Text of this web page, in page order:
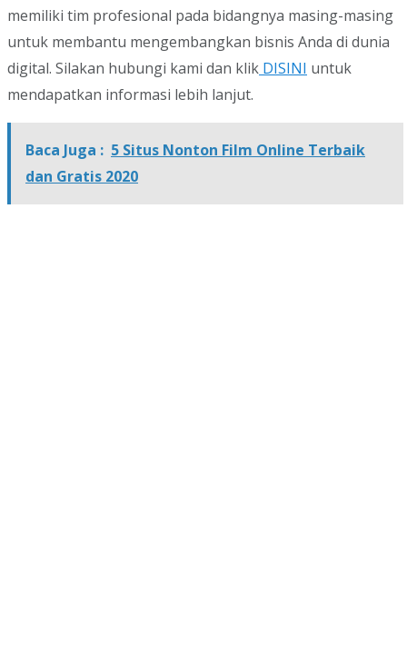
memiliki tim profesional pada bidangnya masing-masing
untuk membantu mengembangkan bisnis Anda di dunia
digital. Silakan hubungi kami dan klik DISINI untuk
mendapatkan informasi lebih lanjut.
Baca Juga : 5 Situs Nonton Film Online Terbaik
dan Gratis 2020